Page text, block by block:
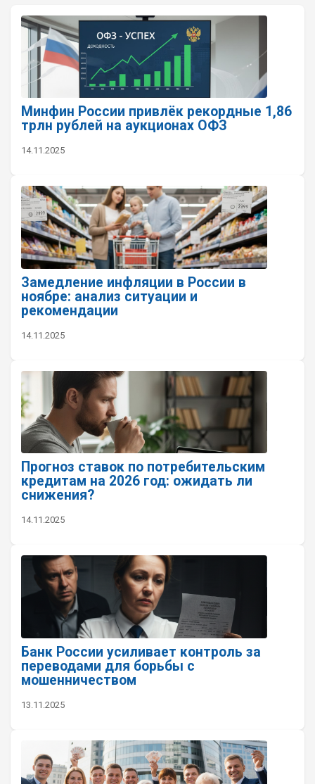
Минфин России привлёк рекордные 1,86
трлн рублей на аукционах ОФЗ
14.11.2025
Замедление инфляции в России в
ноябре: анализ ситуации и
рекомендации
14.11.2025
Прогноз ставок по потребительским
кредитам на 2026 год: ожидать ли
снижения?
14.11.2025
Банк России усиливает контроль за
переводами для борьбы с
мошенничеством
13.11.2025